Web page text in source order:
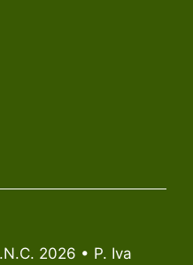
2026 • P. Iva